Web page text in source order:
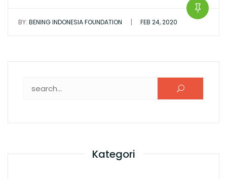
BY: BENING INDONESIA FOUNDATION | FEB 24, 2020
Kategori